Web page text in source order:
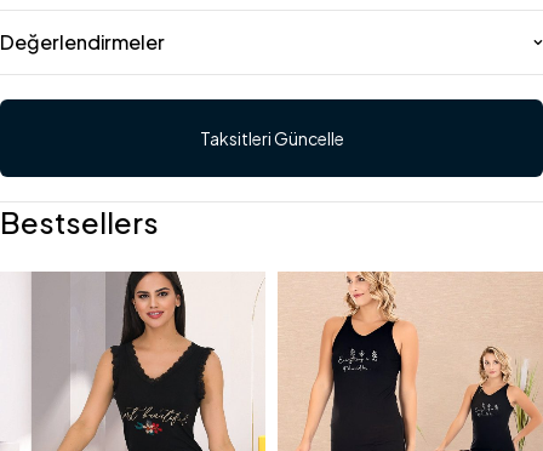
Değerlendirmeler
Taksitleri Güncelle
Bestsellers